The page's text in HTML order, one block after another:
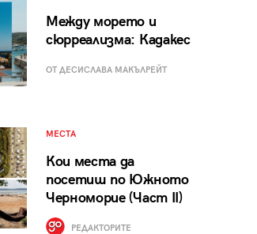
Между морето и
сюрреализма: Кадакес
ОТ ДЕСИСЛАВА МАКЪЛРЕЙТ
МЕСТА
Кои места да
посетиш по Южното
Черноморие (Част II)
РЕДАКТОРИТЕ